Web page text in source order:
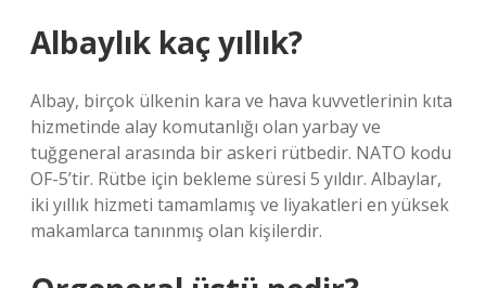
Albaylık kaç yıllık?
Albay, birçok ülkenin kara ve hava kuvvetlerinin kıta
hizmetinde alay komutanlığı olan yarbay ve
tuğgeneral arasında bir askeri rütbedir. NATO kodu
OF-5’tir. Rütbe için bekleme süresi 5 yıldır. Albaylar,
iki yıllık hizmeti tamamlamış ve liyakatleri en yüksek
makamlarca tanınmış olan kişilerdir.